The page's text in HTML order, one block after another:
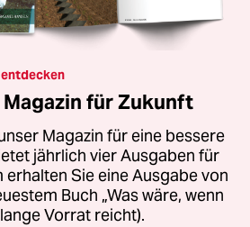
entdecken
für Zukunft
Magazin für eine bessere
jährlich vier Ausgaben für
erhalten Sie eine Ausgabe von
Buch „Was wäre, wenn
Vorrat reicht).